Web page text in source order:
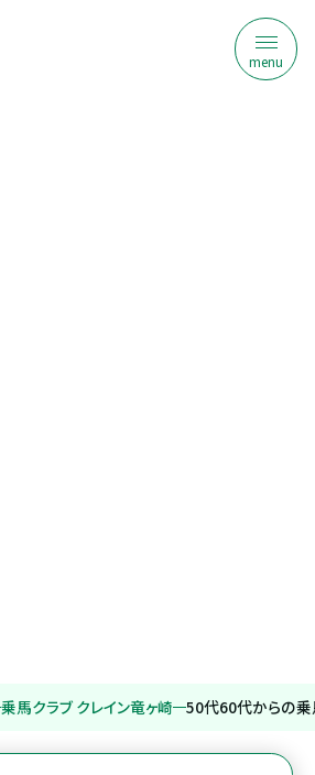
menu
乗馬クラブ クレイン竜ヶ崎 50代60代からの乗